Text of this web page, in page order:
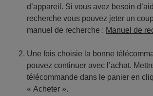
d’appareil. Si vous avez besoin
recherche vous pouvez jeter un
manuel de recherche : Manuel de
Une fois choisie la bonne
pouvez continuer avec l’achat.
télécommande dans le panier en
« Acheter ».